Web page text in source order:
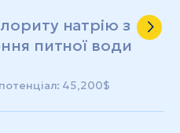
натрію з
питної води
45,200$